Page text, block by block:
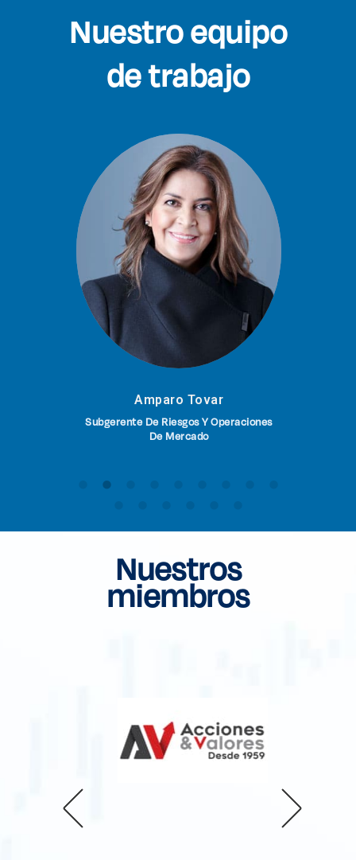
Nuestro equipo
de trabajo
Amparo Tovar
Subgerente De Riesgos Y Operaciones
De Mercado
Nuestros
miembros